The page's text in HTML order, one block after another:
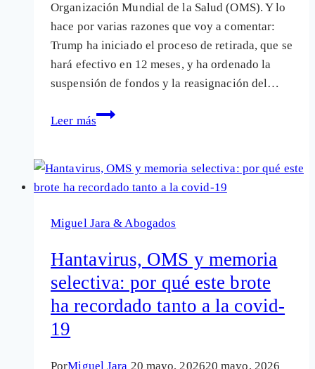
Organización Mundial de la Salud (OMS). Y lo
hace por varias razones que voy a comentar:
Trump ha iniciado el proceso de retirada, que se
hará efectivo en 12 meses, y ha ordenado la
suspensión de fondos y la reasignación del…
Leer más
Trump
crisis
de
en
OMS:
errores
en
y
Miguel Jara & Abogados
Hantavirus, OMS y memoria
selectiva: por qué este brote
ha recordado tanto a la covid-
19
PorMiguel Jara 20 mayo, 202620 mayo, 2026